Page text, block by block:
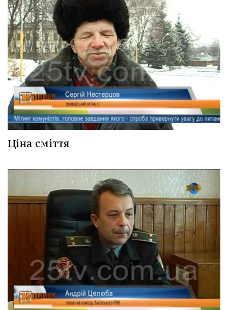
Ціна сміття